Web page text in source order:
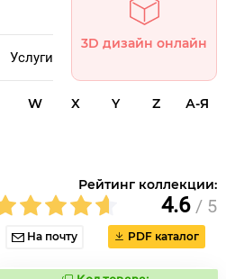
Услуги
3D дизайн онлайн
W X Y Z А-Я
Рейтинг коллекции:
4.6 / 5
На почту PDF каталог